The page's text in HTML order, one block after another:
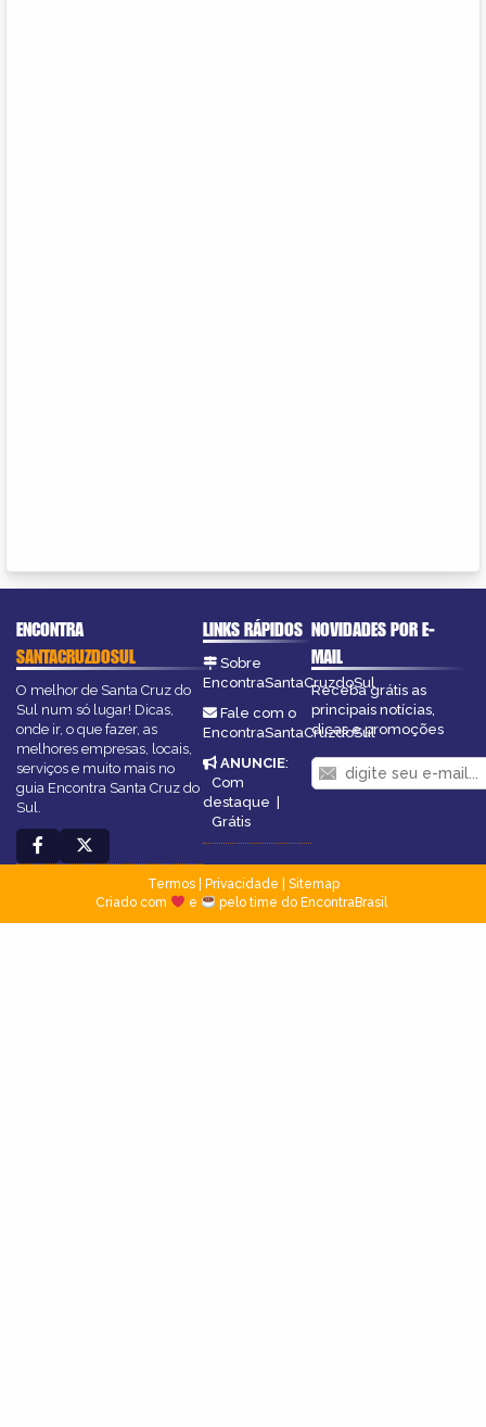
ENCONTRA
SANTACRUZDOSUL
O melhor de Santa Cruz do
Sul num só lugar! Dicas,
onde ir, o que fazer, as
melhores empresas, locais,
serviços e muito mais no
guia Encontra Santa Cruz do
Sul.
LINKS RÁPIDOS
Sobre
EncontraSantaCruzdoSul
Fale com o
EncontraSantaCruzdoSul
ANUNCIE:
Com
destaque |
Grátis
NOVIDADES POR E-
MAIL
Receba grátis as
principais notícias,
dicas e promoções
Termos| Privacidade
Sitemap
Criado com
e pelo time do EncontraBrasil